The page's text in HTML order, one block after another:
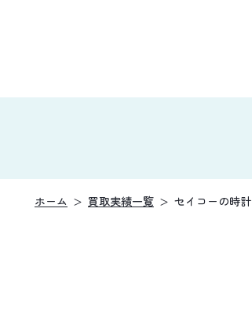
ホーム 買取実績一覧 セイコーの時計